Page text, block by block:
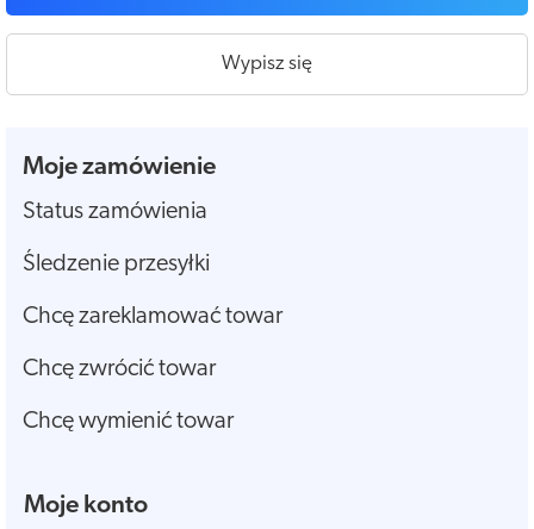
Wypisz się
Moje zamówienie
Status zamówienia
Śledzenie przesyłki
Chcę zareklamować towar
Chcę zwrócić towar
Chcę wymienić towar
Moje konto